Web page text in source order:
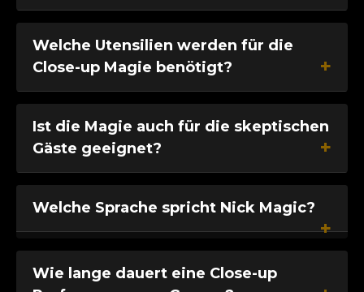
Welche Utensilien werden für die
Close-up Magie benötigt?
Ist die Magie auch für die skeptischen
Gäste geeignet?
Welche Sprache spricht Nick Magic?
Wie lange dauert eine Close-up